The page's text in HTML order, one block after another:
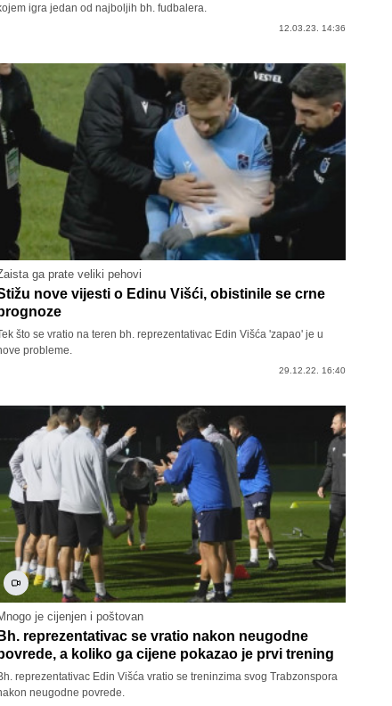
igra jedan od najboljih bh. fudbalera.
12.03.23. 14:36
ga prate veliki pehovi
nove vijesti o Edinu Višći, obistinile se crne
što se vratio na teren bh. reprezentativac Edin Višća 'zapao' je u
probleme.
29.12.22. 16:40
je cijenjen i poštovan
Bh. reprezentativac se vratio nakon neugodne
a koliko ga cijene pokazao je prvi trening
reprezentativac Edin Višća vratio se treninzima svog Trabzonspora
neugodne povrede.